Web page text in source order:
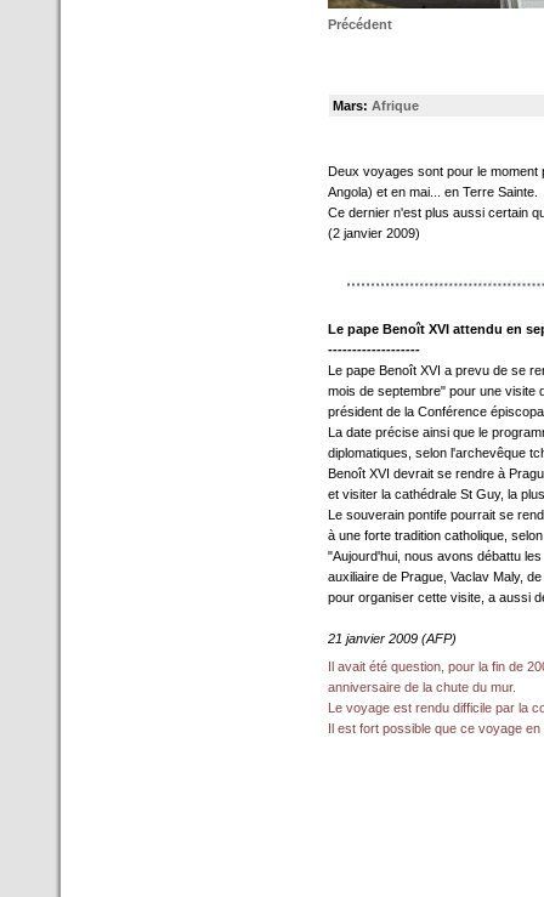
Précédent
Mars: Afrique
Deux voyages sont pour le
Angola) et en mai... en Terre Sainte.
Ce dernier n'est plus aussi certain
(2 janvier 2009)
Le pape Benoît XVI attendu en
-------------------
Le pape Benoît XVI a prevu de se
mois de septembre" pour une visite
président de la Conférence
La date précise ainsi que le
diplomatiques, selon l'archevêque
Benoît XVI devrait se rendre à
et visiter la cathédrale St Guy, la
Le souverain pontife pourrait se
à une forte tradition catholique,
"Aujourd'hui, nous avons débattu
auxiliaire de Prague, Vaclav Maly,
pour organiser cette visite, a aussi
21 janvier 2009 (AFP)
Il avait été question, pour la fin de
anniversaire de la chute du mur.
Le voyage est rendu difficile par la
Il est fort possible que ce voyage